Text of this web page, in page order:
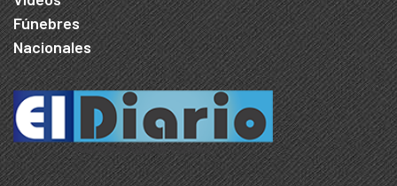
Fúnebres
Nacionales